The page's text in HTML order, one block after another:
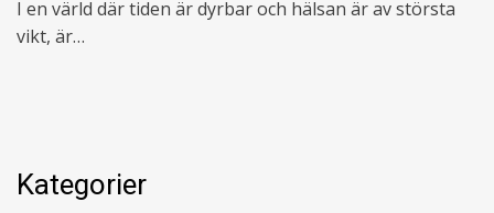
I en värld där tiden är dyrbar och hälsan är av största
vikt, är…
Kategorier